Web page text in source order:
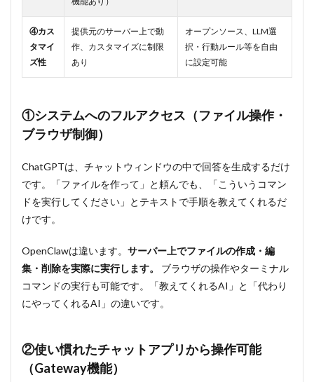
イして
起動す
る
Step⑤：
にログイ
ンする
Step⑥：
ートス
トラッ
プ（AIの
人格設
10
【実践】
OpenClaw
の基本的
OpenClaw
④カス
タマイ
ズ性
提供元のサーバー上で動
作、カスタマイズに制限
あり
オープンソース、LLM選
択・行動ルール等を自由
に設定可能
①システムへのフルアクセス（ファイル操作・
ブラウザ制御）
ChatGPTは、チャットウィンドウの中で回答を生成するだけ
です。「ファイルを作って」と頼んでも、「こういうコマン
ドを実行してください」とテキストで手順を教えてくれるだ
けです。
OpenClawは違います。 サーバー上でファイルの作成・編
集・削除を実際に実行します。
ブラウザの操作やターミナル
コマンドの実行も可能です。「教えてくれるAI」と「代わり
にやってくれるAI」の違いです。
②使い慣れたチャットアプリから操作可能
（Gateway機能）